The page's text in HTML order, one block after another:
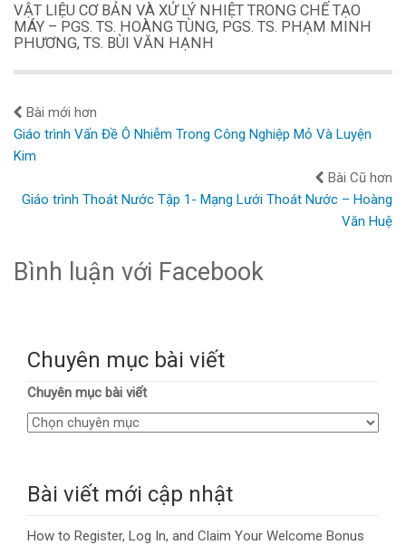
VẬT LIỆU CƠ BẢN VÀ XỬ LÝ NHIỆT TRONG CHẾ TẠO
MÁY – PGS. TS. HOÀNG TÙNG, PGS. TS. PHẠM MINH
PHƯƠNG, TS. BÙI VĂN HẠNH
Bài mới hơn
Giáo trình Vấn Đề Ô Nhiễm Trong Công Nghiệp Mỏ Và Luyện
Kim
Bài Cũ hơn
Giáo trình Thoát Nước Tập 1- Mạng Lưới Thoát Nước – Hoàng
Văn Huệ
Bình luận với Facebook
Chuyên mục bài viết
Chuyên mục bài viết
Bài viết mới cập nhật
How to Register, Log In, and Claim Your Welcome Bonus